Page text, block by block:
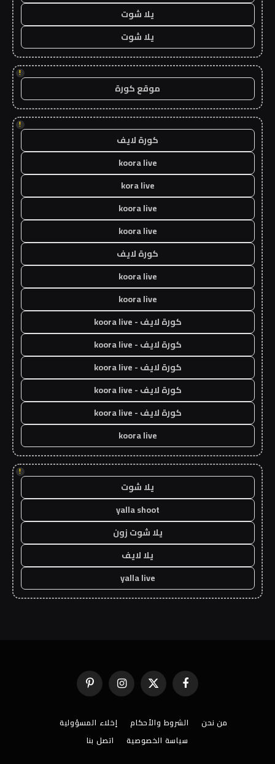
يلا شوت
يلا شوت
!
موقع كورة
!
كورة لايف
koora live
kora live
koora live
koora live
كورة لايف
koora live
koora live
كورة لايف - koora live
كورة لايف - koora live
كورة لايف - koora live
كورة لايف - koora live
كورة لايف - koora live
koora live
!
يلا شوت
yalla shoot
يلا شوت زون
يلا لايف
yalla live
فيسبوك X
(Twitter)
الانستغرامبينتيريست
من نحن الشروط والأحكام
إخلاء المسؤولية
سياسة الخصوصية
اتصل بنا